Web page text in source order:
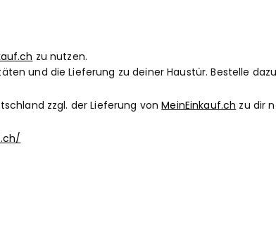
zu nutzen.
und die Lieferung zu deiner Haustür. Bestelle
zzgl. der Lieferung vonMeinEinkauf.ch zu dir